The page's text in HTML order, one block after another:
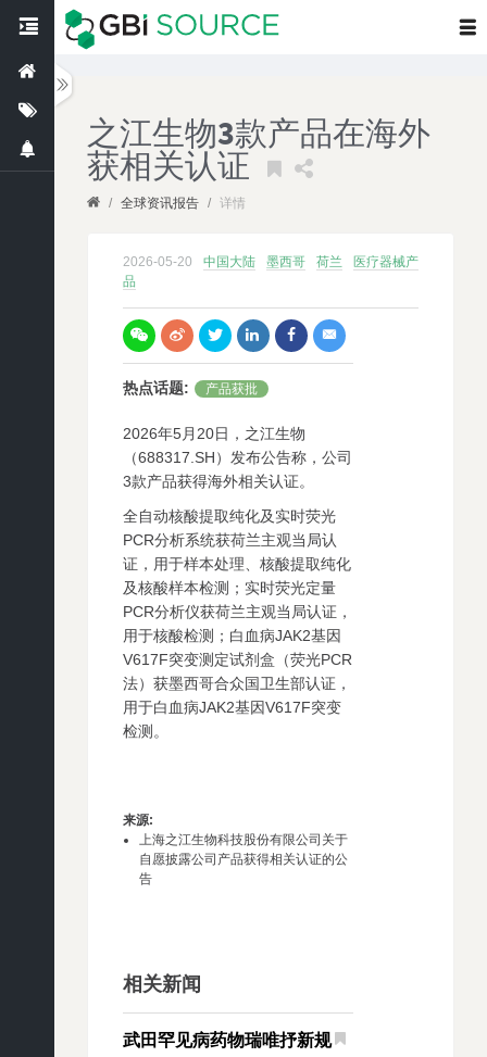
之江生物3款产品在海外
获相关认证
/ 全球资讯报告 / 详情
2026-05-20 中国大陆 墨西哥 荷兰
医疗器械产
品
热点话题: 产品获批
2026年5月20日，之江生物
（688317.SH）发布公告称，公司
3款产品获得海外相关认证。
全自动核酸提取纯化及实时荧光
PCR分析系统获荷兰主观当局认
证，用于样本处理、核酸提取纯化
及核酸样本检测；实时荧光定量
PCR分析仪获荷兰主观当局认证，
用于核酸检测；白血病JAK2基因
V617F突变测定试剂盒（荧光PCR
法）获墨西哥合众国卫生部认证，
用于白血病JAK2基因V617F突变
检测。
来源:
上海之江生物科技股份有限公司关于
自愿披露公司产品获得相关认证的公
告
相关新闻
武田罕见病药物瑞唯抒新规